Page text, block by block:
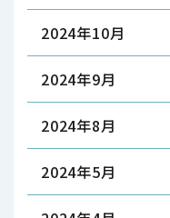
2024年10月
2024年9月
2024年8月
2024年5月